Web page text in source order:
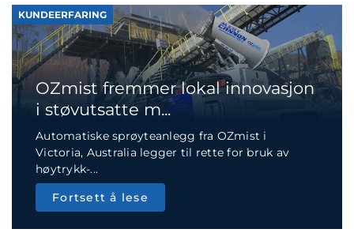
KUNDEERFARING
OZmist fremmer lokal innovasjon
i støvutsatte m...
Automatiske sprøyteanlegg fra OZmist i
Victoria, Australia legger til rette for bruk av
høytrykk-...
Fortsett å lese